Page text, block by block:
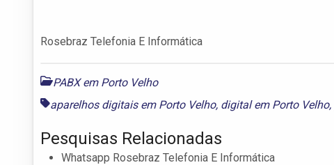
Rosebraz Telefonia E Informática
PABX em Porto Velho
aparelhos digitais em Porto Velho, digital em Porto Velho,
Pesquisas Relacionadas
Whatsapp Rosebraz Telefonia E Informática